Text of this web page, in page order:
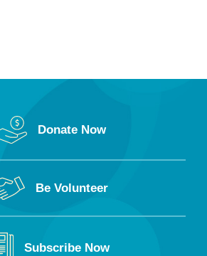
Donate Now
Be Volunteer
Subscribe Now